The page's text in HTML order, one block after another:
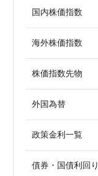
国内株価指数
海外株価指数
株価指数先物
外国為替
政策金利一覧
債券・国債利回り